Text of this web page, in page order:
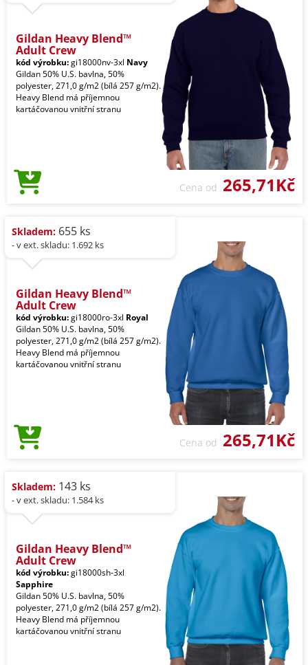
Gildan Heavy Blend™
Adult Crew
kód výrobku:gi18000nv-3xl Navy
Gildan 50% U.S. bavlna, 50%
polyester, 271,0 g/m2 (bílá 257 g/m2).
Heavy Blend má příjemnou
kartáčovanou vnitřní stranu
Cena od 265,71Kč
Skladem: 655 ks
- v ext. skladu: 1.692 ks
Gildan Heavy Blend™
Adult Crew
kód výrobku:gi18000ro-3xl Royal
Gildan 50% U.S. bavlna, 50%
polyester, 271,0 g/m2 (bílá 257 g/m2).
Heavy Blend má příjemnou
kartáčovanou vnitřní stranu
Cena od 265,71Kč
Skladem: 143 ks
- v ext. skladu: 1.584 ks
Gildan Heavy Blend™
Adult Crew
kód výrobku:gi18000sh-3xl
Sapphire
Gildan 50% U.S. bavlna, 50%
polyester, 271,0 g/m2 (bílá 257 g/m2).
Heavy Blend má příjemnou
kartáčovanou vnitřní stranu